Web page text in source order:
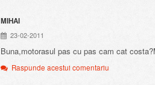
MIHAI
23-02-2011
Buna,motorasul pas cu pas cam cat
Raspunde acestui comentariu